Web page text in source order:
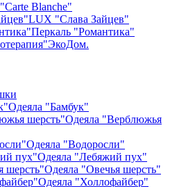
"Carte Blanche"
LUX "Слава Зайцев"
Перкаль "Романтика"
ЭкоДом.
Одеяла "Бамбук"
Одеяла "Верблюжья
Одеяла "Водоросли"
Одеяла "Лебяжий пух"
Одеяла "Овечья шерсть"
Одеяла "Холлофайбер"